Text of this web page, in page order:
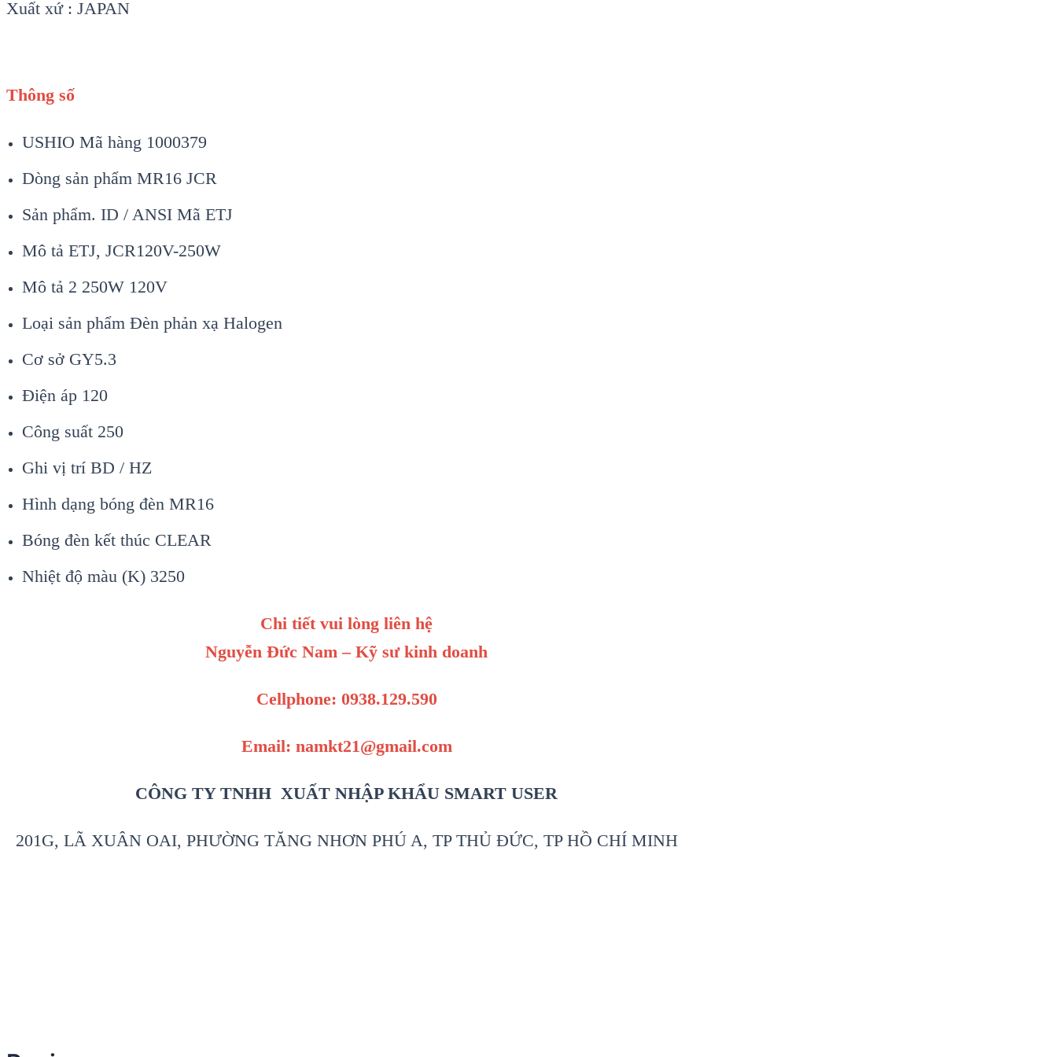
Xuất xứ : JAPAN
Thông số
USHIO Mã hàng 1000379
Dòng sản phẩm MR16 JCR
Sản phẩm. ID / ANSI Mã ETJ
Mô tả ETJ, JCR120V-250W
Mô tả 2 250W 120V
Loại sản phẩm Đèn phản xạ Halogen
Cơ sở GY5.3
Điện áp 120
Công suất 250
Ghi vị trí BD / HZ
Hình dạng bóng đèn MR16
Bóng đèn kết thúc CLEAR
Nhiệt độ màu (K) 3250
Chi tiết vui lòng liên hệ
Nguyễn Đức Nam – Kỹ sư kinh doanh
Cellphone: 0938.129.590
Email: namkt21@gmail.com
CÔNG TY TNHH XUẤT NHẬP KHẨU SMART USER
201G, LÃ XUÂN OAI, PHƯỜNG TĂNG NHƠN PHÚ A, TP THỦ ĐỨC, TP HỒ CHÍ MINH